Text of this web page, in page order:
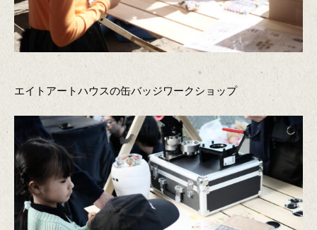
エイトアートハウスの缶バッジワークショップ